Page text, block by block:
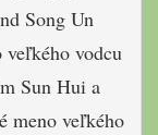
Song Un
veľkého vodcu
Sun Hui a
meno veľkého